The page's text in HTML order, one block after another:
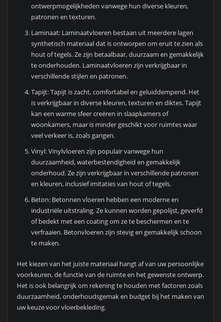
ontwerpmogelijkheden vanwege hun diverse kleuren,
patronen en texturen.
Laminaat: Laminaatvloeren bestaan uit meerdere lagen
synthetisch materiaal dat is ontworpen om eruit te zien als
hout of tegels. Ze zijn betaalbaar, duurzaam en gemakkelijk
te onderhouden. Laminaatvloeren zijn verkrijgbaar in
verschillende stijlen en patronen.
Tapijt: Tapijt is zacht, comfortabel en geluiddempend. Het
is verkrijgbaar in diverse kleuren, texturen en diktes. Tapijt
kan een warme sfeer creëren in slaapkamers of
woonkamers, maar is minder geschikt voor ruimtes waar
veel verkeer is, zoals gangen.
Vinyl: Vinylvloeren zijn populair vanwege hun
duurzaamheid, waterbestendigheid en gemakkelijk
onderhoud. Ze zijn verkrijgbaar in verschillende patronen
en kleuren, inclusief imitaties van hout of tegels.
Beton: Betonnen vloeren hebben een moderne en
industriële uitstraling. Ze kunnen worden gepolijst, geverfd
of bedekt met een coating om ze te beschermen en te
verfraaien. Betonvloeren zijn stevig en gemakkelijk schoon
te maken.
Het kiezen van het juiste materiaal hangt af van uw persoonlijke
voorkeuren, de functie van de ruimte en het gewenste ontwerp.
Het is ook belangrijk om rekening te houden met factoren zoals
duurzaamheid, onderhoudsgemak en budget bij het maken van
uw keuze voor vloerbekleding.